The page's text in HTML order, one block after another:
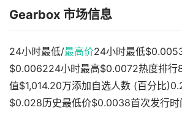
Gearbox 市场信息
24小时最低/最高价24小时最低
$0.006224小时最高$0.0072热度排行
值$1,014.20万添加自选人数 (百分比
$0.028历史最低价$0.0038首次发行